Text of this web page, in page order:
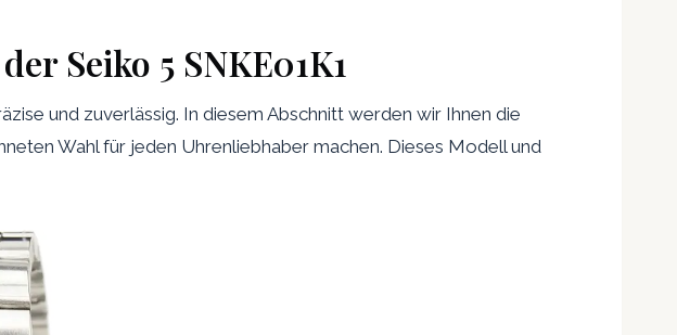
Seiko 5 SNKE01K1
und zuverlässig. In diesem Abschnitt werden wir Ihnen die
Wahl für jeden Uhrenliebhaber machen. Dieses Modell und